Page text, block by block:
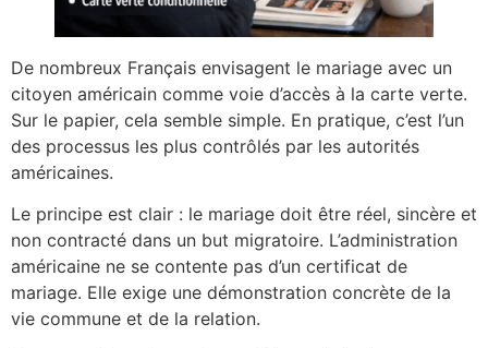
De nombreux Français envisagent le mariage avec un
citoyen américain comme voie d’accès à la carte verte.
Sur le papier, cela semble simple. En pratique, c’est l’un
des processus les plus contrôlés par les autorités
américaines.
Le principe est clair : le mariage doit être réel, sincère et
non contracté dans un but migratoire. L’administration
américaine ne se contente pas d’un certificat de
mariage. Elle exige une démonstration concrète de la
vie commune et de la relation.